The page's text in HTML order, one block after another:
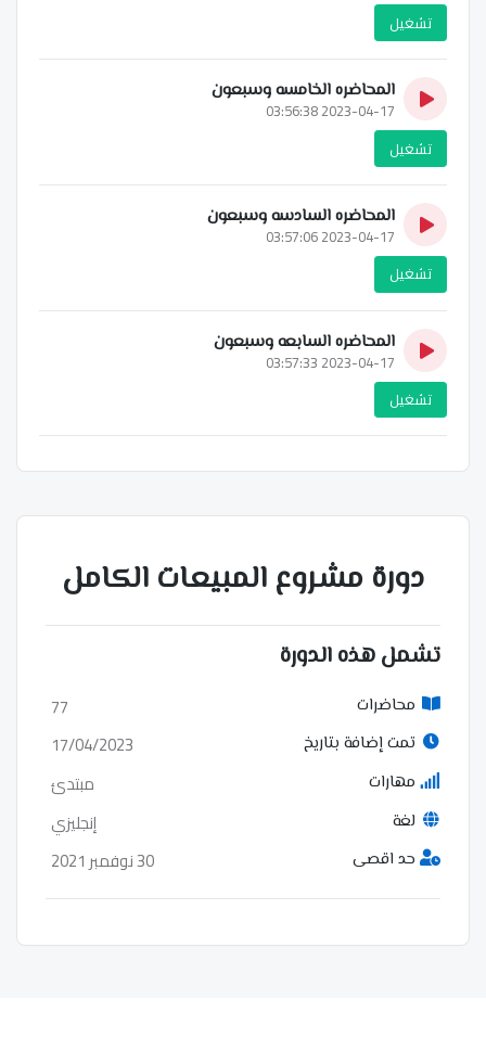
تشغيل
المحاضره الخامسه وسبعون
2023-04-17 03:56:38
تشغيل
المحاضره السادسه وسبعون
2023-04-17 03:57:06
تشغيل
المحاضره السابعه وسبعون
2023-04-17 03:57:33
تشغيل
دورة مشروع المبيعات الكامل
تشمل هذه الدورة
محاضرات 77
تمت إضافة بتاريخ 17/04/2023
مهارات مبتدئ
لغة إنجليزي
حد اقصى 30 نوفمبر 2021